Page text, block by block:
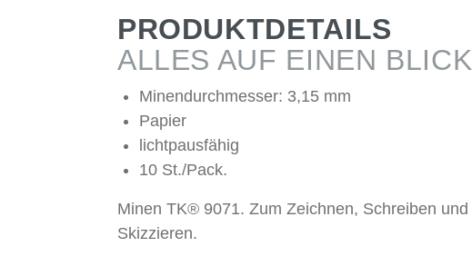
PRODUKTDETAILS
ALLES AUF EINEN BLICK
Minendurchmesser: 3,15 mm
Papier
lichtpausfähig
10 St./Pack.
Minen TK® 9071. Zum Zeichnen, Schreiben und
Skizzieren.